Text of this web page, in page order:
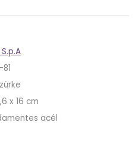
acélszürke színe
elegáns és
otthonunknak. Ezek
árnyalatok
és jól
stílusokkal,
x 16 cm
acél